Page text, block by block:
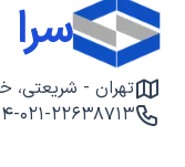
سرا
تهران - شریعتی،
۰۲۱-۲۲۶۳۸۷۱۳-